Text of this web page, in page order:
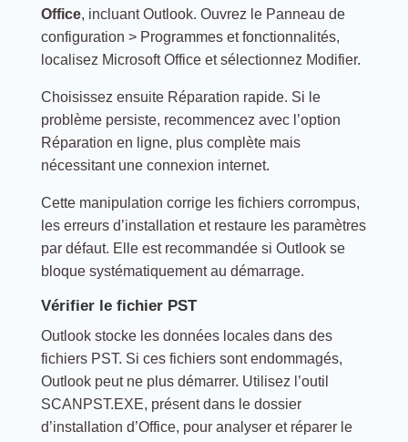
Office, incluant Outlook. Ouvrez le Panneau de
configuration > Programmes et fonctionnalités,
localisez Microsoft Office et sélectionnez Modifier.
Choisissez ensuite Réparation rapide. Si le
problème persiste, recommencez avec l’option
Réparation en ligne, plus complète mais
nécessitant une connexion internet.
Cette manipulation corrige les fichiers corrompus,
les erreurs d’installation et restaure les paramètres
par défaut. Elle est recommandée si Outlook se
bloque systématiquement au démarrage.
Vérifier le fichier PST
Outlook stocke les données locales dans des
fichiers PST. Si ces fichiers sont endommagés,
Outlook peut ne plus démarrer. Utilisez l’outil
SCANPST.EXE, présent dans le dossier
d’installation d’Office, pour analyser et réparer le